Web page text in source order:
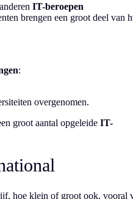
IT-beroepen
brengen een groot deel van
:
overgenomen.
groot aantal opgeleide IT-
hoe klein of groot ook, vooral